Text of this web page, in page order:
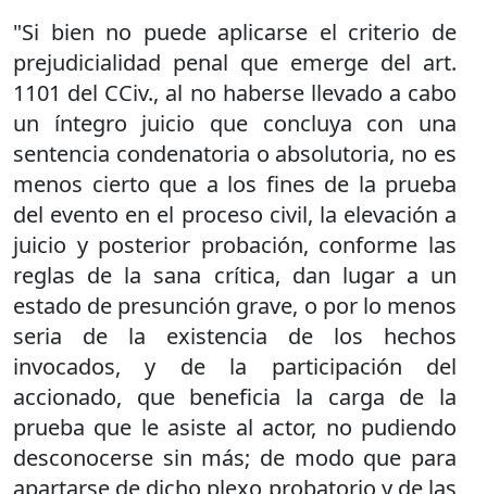
"Si bien no puede aplicarse el criterio de
prejudicialidad penal que emerge del art.
1101 del CCiv., al no haberse llevado a cabo
un íntegro juicio que concluya con una
sentencia condenatoria o absolutoria, no es
menos cierto que a los fines de la prueba
del evento en el proceso civil, la elevación a
juicio y posterior probación, conforme las
reglas de la sana crítica, dan lugar a un
estado de presunción grave, o por lo menos
seria de la existencia de los hechos
invocados, y de la participación del
accionado, que beneficia la carga de la
prueba que le asiste al actor, no pudiendo
desconocerse sin más; de modo que para
apartarse de dicho plexo probatorio y de las